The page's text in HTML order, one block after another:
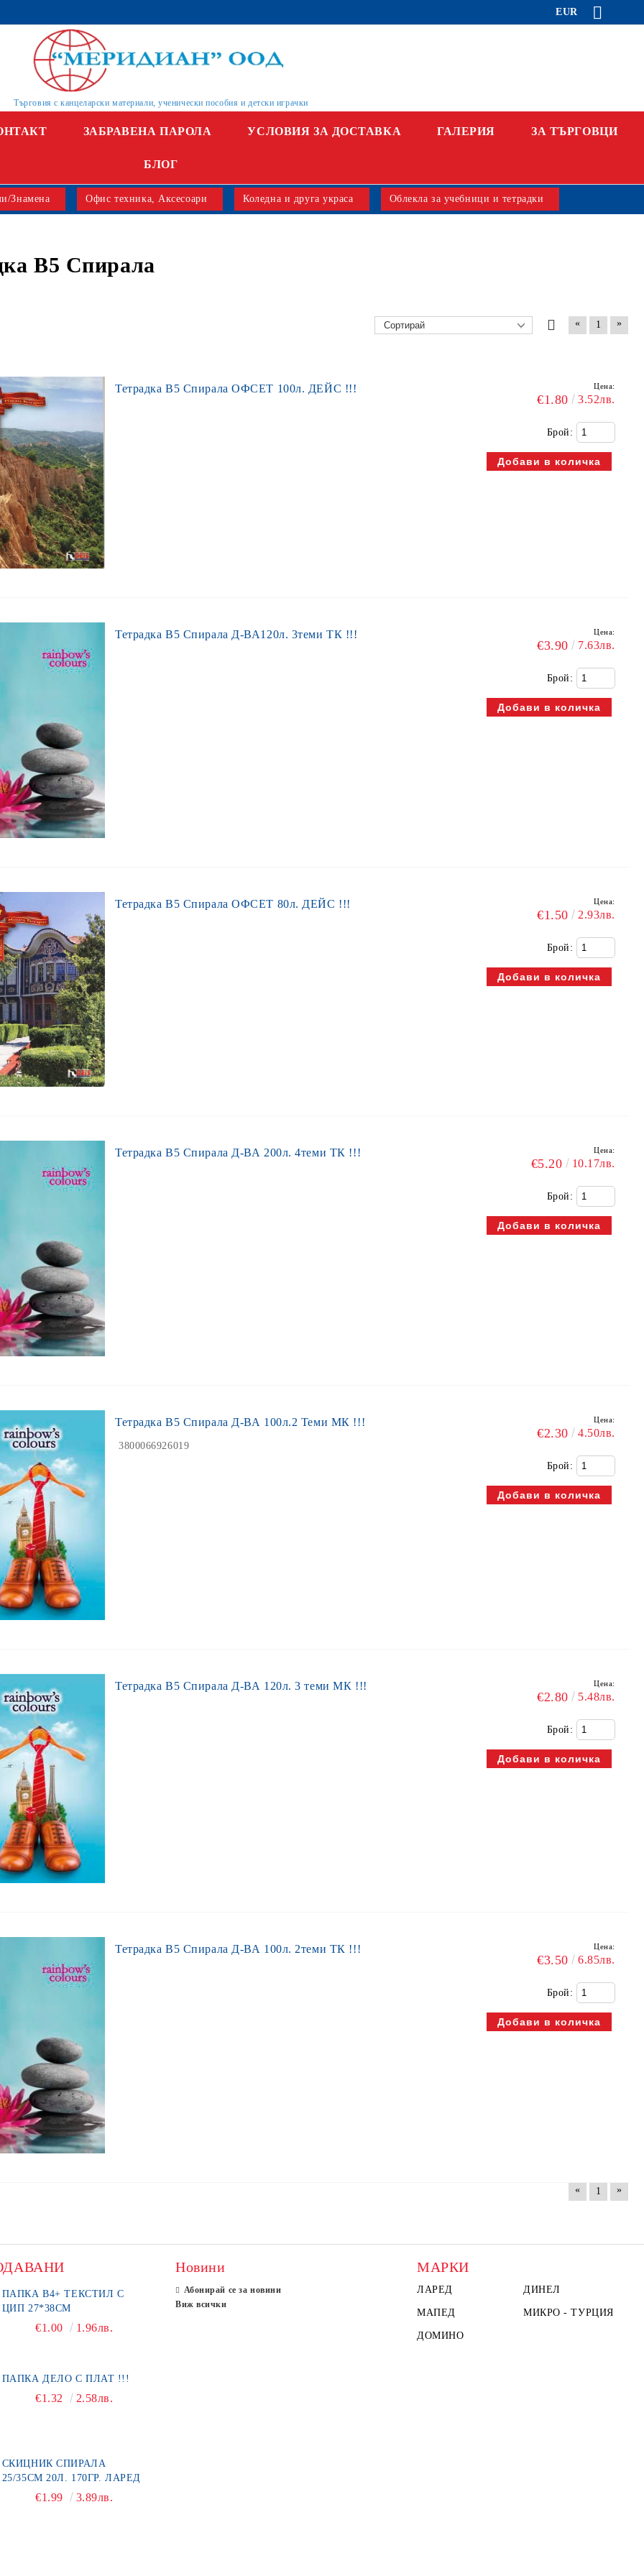
EUR
Търговия с канцеларски материали, ученически пособия и детски играчки
ЗАБРАВЕНА ПАРОЛА УСЛОВИЯ ЗА ДОСТАВКА ГАЛЕРИЯ ЗА ТЪРГОВЦИ
БЛОГ
Знамена Офис техника, Аксесоари Коледна и друга украса Облекла за учебници и тетрадки
В5 Спирала
« 1 »
Тетрадка В5 Спирала ОФСЕТ 100л. ДЕЙС !!! Цена:
€1.80 3.52лв.
Брой:
Тетрадка В5 Спирала Д-ВА120л. 3теми ТК !!! Цена:
€3.90 7.63лв.
Брой:
Тетрадка В5 Спирала ОФСЕТ 80л. ДЕЙС !!! Цена:
€1.50 2.93лв.
Брой:
Тетрадка В5 Спирала Д-ВА 200л. 4теми ТК !!! Цена:
€5.20 10.17лв.
Брой:
Тетрадка В5 Спирала Д-ВА 100л.2 Теми МК !!!
3800066926019
Цена:
€2.30 4.50лв.
Брой:
Тетрадка В5 Спирала Д-ВА 120л. 3 теми МК !!! Цена:
€2.80 5.48лв.
Брой:
Тетрадка В5 Спирала Д-ВА 100л. 2теми ТК !!! Цена:
€3.50 6.85лв.
Брой:
« 1 »
ПАПКА В4+ ТЕКСТИЛ С
ЦИП 27*38СМ
€1.00 1.96лв.
ПАПКА ДЕЛО С ПЛАТ !!!
€1.32 2.58лв.
СКИЦНИК СПИРАЛА
25/35СМ 20Л. 170ГР. ЛАРЕД
€1.99 3.89лв.
Новини
Абонирай се за новини
Виж всички
МАРКИ
ЛАРЕД ДИНЕЛ
МАПЕД МИКРО - ТУРЦИЯ
ДОМИНО